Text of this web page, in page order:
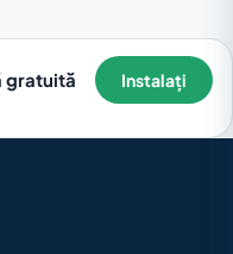
gratuită Instalați